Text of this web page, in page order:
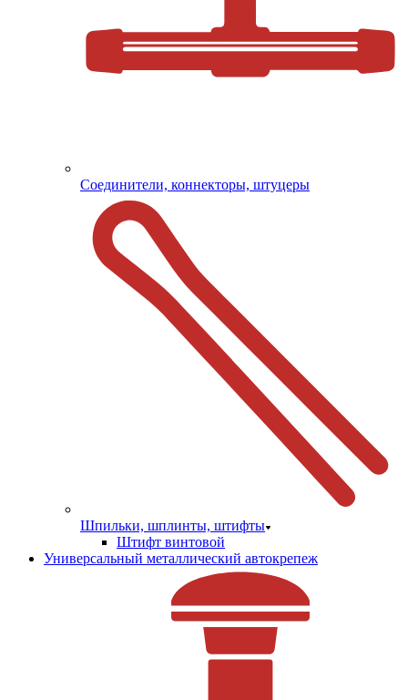
Соединители, коннекторы, штуцеры
Шпильки, шплинты, штифты
Штифт винтовой
Универсальный металлический автокрепеж